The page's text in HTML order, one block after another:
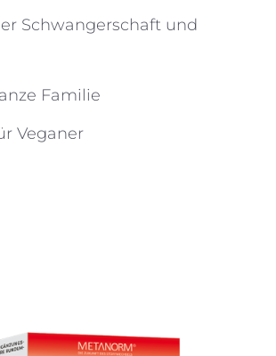
Schwangerschaft und
Familie
Veganer